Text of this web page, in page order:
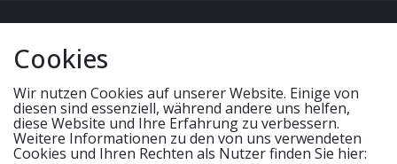
QUICKLINKS & TIPPS
UNSERE ANGEBOTE
Cookies
Wir nutzen Cookies auf unserer Website. Einige von
diesen sind essenziell, während andere uns helfen,
diese Website und Ihre Erfahrung zu verbessern.
Weitere Informationen zu den von uns verwendeten
Cookies und Ihren Rechten als Nutzer finden Sie hier: